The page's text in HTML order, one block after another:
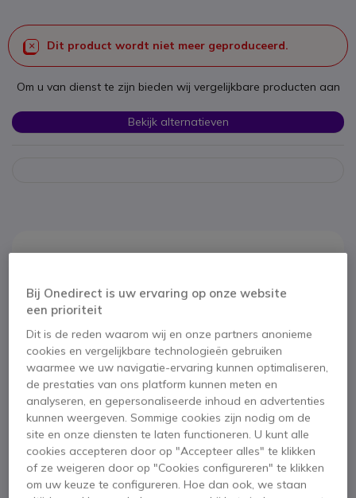
Dit product wordt niet meer geproduceerd.
Om u van dienst te zijn bieden wij vergelijkbare producten aan
Bekijk alternatieven
T'nB HS-500 USB-
Headset
Duik in de kern van uw online communicatie! Met de
USB T'nB-headset haalt u het meeste uit uw
natuurlijke geluidsweergave en in High Definition. Het
HS 500-model past zich aan zowel zakelijk of
persoonlijk gebruik als de gamerwereld aan. Deze
duo-headset met verstelbare hoofdband biedt u een
uitzonderlijke balans en geluidskwaliteit.
Geniet van krachtige lage tonen en kristalheldere
Bij Onedirect is uw ervaring op onze website
een prioriteit
Dit is de reden waarom wij en onze partners anonieme
cookies en vergelijkbare technologieën gebruiken
waarmee we uw navigatie-ervaring kunnen optimaliseren,
de prestaties van ons platform kunnen meten en
analyseren, en gepersonaliseerde inhoud en advertenties
kunnen weergeven. Sommige cookies zijn nodig om de
site en onze diensten te laten functioneren. U kunt alle
cookies accepteren door op "Accepteer alles" te klikken
of ze weigeren door op "Cookies configureren" te klikken
om uw keuze te configureren. Hoe dan ook, we staan